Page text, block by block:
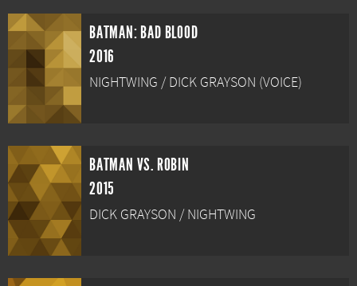
BATMAN: BAD BLOOD
2016
NIGHTWING / DICK GRAYSON (VOICE)
BATMAN VS. ROBIN
2015
DICK GRAYSON / NIGHTWING